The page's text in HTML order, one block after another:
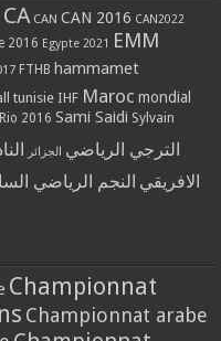
CA CAN CAN 2016 CAN2022
2016 Egypte 2021 EMM
FTHB hammamet
tunisie IHF Maroc mondial
Rio 2016 Sami Saidi Sylvain
الترجي الرياضي الجزائر
الافريقي النجم الرياضي
Championnat
Championnat arabe